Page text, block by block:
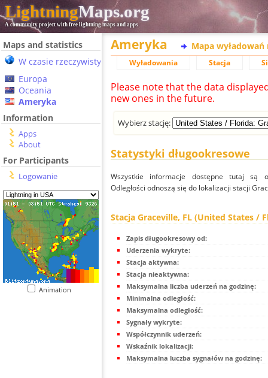
LightningMaps.org
A community project with free lightning maps and apps
Maps and statistics
W czasie rzeczywistym
Europa
Oceania
Ameryka
Information
Apps
About
For Participants
Logowanie
Animation
Ameryka Mapa wyładowań
Wyładowania Stacja
Please note that the data
new ones in the future.
Wybierz stację:
Statystyki długookresowe
Wszystkie informacje dostępne tutaj są
Odległości odnoszą się do lokalizacji stacji
Stacja Graceville, FL (United States /
Zapis długookresowy od:
Uderzenia wykryte:
Stacja aktywna:
Stacja nieaktywna:
Maksymalna liczba uderzeń na godzinę:
Minimalna odległość:
Maksymalna odległość:
Sygnały wykryte:
Współczynnik uderzeń:
Wskaźnik lokalizacji:
Maksymalna luczba sygnałów na godzinę: